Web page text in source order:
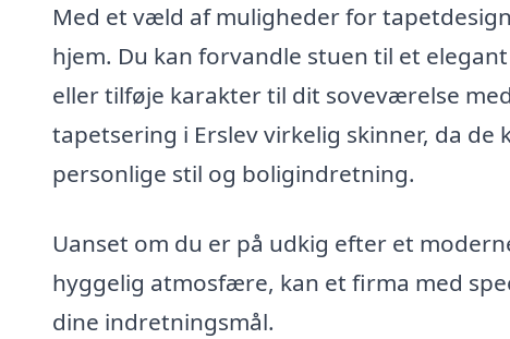
Med et væld af muligheder for
hjem. Du kan forvandle stuen til et
eller tilføje karakter til dit soveværelse
tapetsering i Erslev virkelig skinner, da
personlige stil og boligindretning.
Uanset om du er på udkig efter et
hyggelig atmosfære, kan et firma med
dine indretningsmål.